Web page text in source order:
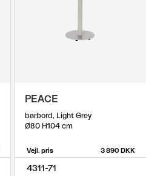
PEACE
barbord, Light Grey
Ø80 H104 cm
Vejl. pris 3 890 DKK
4311-71